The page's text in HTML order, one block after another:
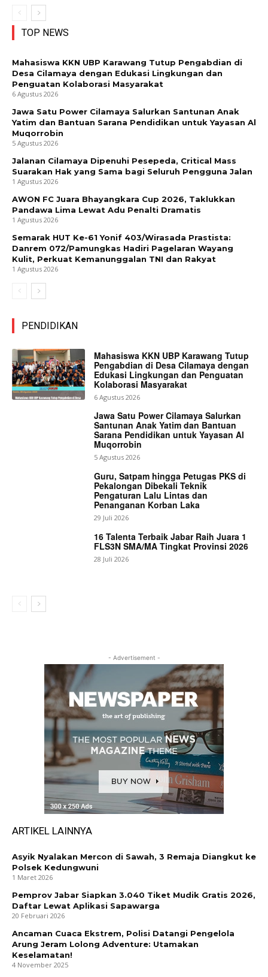
TOP NEWS
Mahasiswa KKN UBP Karawang Tutup Pengabdian di
Desa Cilamaya dengan Edukasi Lingkungan dan
Penguatan Kolaborasi Masyarakat
6 Agustus 2026
Jawa Satu Power Cilamaya Salurkan Santunan Anak
Yatim dan Bantuan Sarana Pendidikan untuk Yayasan Al
Muqorrobin
5 Agustus 2026
Jalanan Cilamaya Dipenuhi Pesepeda, Critical Mass
Suarakan Hak yang Sama bagi Seluruh Pengguna Jalan
1 Agustus 2026
AWON FC Juara Bhayangkara Cup 2026, Taklukkan
Pandawa Lima Lewat Adu Penalti Dramatis
1 Agustus 2026
Semarak HUT Ke-61 Yonif 403/Wirasada Prastista:
Danrem 072/Pamungkas Hadiri Pagelaran Wayang
Kulit, Perkuat Kemanunggalan TNI dan Rakyat
1 Agustus 2026
PENDIDIKAN
Mahasiswa KKN UBP Karawang Tutup
Pengabdian di Desa Cilamaya dengan
Edukasi Lingkungan dan Penguatan
Kolaborasi Masyarakat
6 Agustus 2026
Jawa Satu Power Cilamaya Salurkan
Santunan Anak Yatim dan Bantuan
Sarana Pendidikan untuk Yayasan Al
Muqorrobin
5 Agustus 2026
Guru, Satpam hingga Petugas PKS di
Pekalongan Dibekali Teknik
Pengaturan Lalu Lintas dan
Penanganan Korban Laka
29 Juli 2026
16 Talenta Terbaik Jabar Raih Juara 1
FLS3N SMA/MA Tingkat Provinsi 2026
28 Juli 2026
- Advertisement -
ARTIKEL LAINNYA
Asyik Nyalakan Mercon di Sawah, 3 Remaja Diangkut ke
Polsek Kedungwuni
1 Maret 2026
Pemprov Jabar Siapkan 3.040 Tiket Mudik Gratis 2026,
Daftar Lewat Aplikasi Sapawarga
20 Februari 2026
Ancaman Cuaca Ekstrem, Polisi Datangi Pengelola
Arung Jeram Lolong Adventure: Utamakan
Keselamatan!
4 November 2025